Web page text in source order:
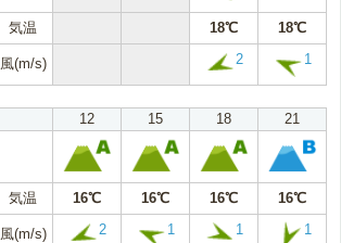
気温 18℃ 18℃
風(m/s) 2 1
12 15 18 21
気温 16℃ 16℃ 16℃ 16℃
風(m/s) 2 1 1 1